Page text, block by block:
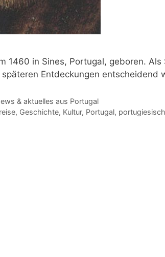
1460 in Sines, Portugal, geboren.
Entdeckungen entscheidend
& aktuelles aus Portugal
, Geschichte, Kultur, Portugal,